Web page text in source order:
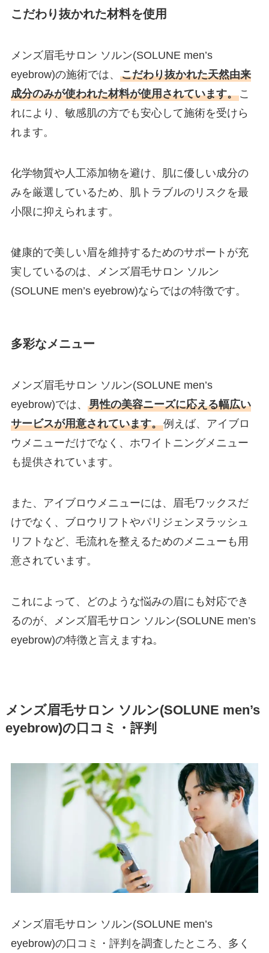
こだわり抜かれた材料を使用
メンズ眉毛サロン ソルン(SOLUNE men’s
eyebrow)の施術では、 こだわり抜かれた天然由来
成分のみが使われた材料が使用されています。こ
れにより、敏感肌の方でも安心して施術を受けら
れます。
化学物質や人工添加物を避け、肌に優しい成分の
みを厳選しているため、肌トラブルのリスクを最
小限に抑えられます。
健康的で美しい眉を維持するためのサポートが充
実しているのは、メンズ眉毛サロン ソルン
(SOLUNE men’s eyebrow)ならではの特徴です。
多彩なメニュー
メンズ眉毛サロン ソルン(SOLUNE men’s
eyebrow)では、 男性の美容ニーズに応える幅広い
サービスが用意されています。例えば、アイブロ
ウメニューだけでなく、ホワイトニングメニュー
も提供されています。
また、アイブロウメニューには、眉毛ワックスだ
けでなく、ブロウリフトやパリジェンヌラッシュ
リフトなど、毛流れを整えるためのメニューも用
意されています。
これによって、どのような悩みの眉にも対応でき
るのが、メンズ眉毛サロン ソルン(SOLUNE men’s
eyebrow)の特徴と言えますね。
メンズ眉毛サロン ソルン(SOLUNE men’s
eyebrow)の口コミ・評判
メンズ眉毛サロン ソルン(SOLUNE men’s
eyebrow)の口コミ・評判を調査したところ、多く